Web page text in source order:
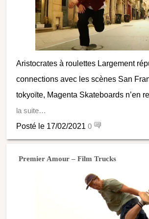
Aristocrates à roulettes Largement
connections avec les scènes San
tokyoïte, Magenta Skateboards n’en
la suite…
Posté le 17/02/2021 0
Premier Amour – Film Trucks